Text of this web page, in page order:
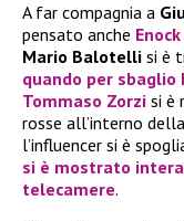
A far compagnia a
pensato anche
Mario Balotelli si è
quando per
Tommaso Zorzi si è
rosse all’interno
l’influencer si è
si è mostrato
telecamere.